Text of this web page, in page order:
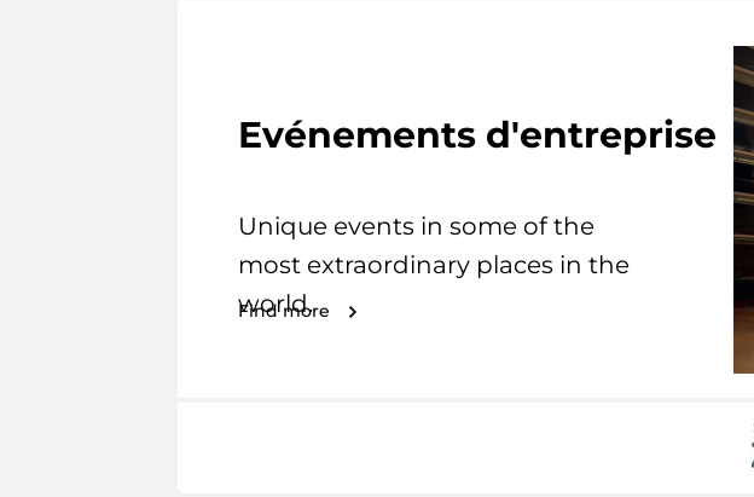
Evénements d'entreprise
Unique events in some of the
most extraordinary places in the
world.
Find more